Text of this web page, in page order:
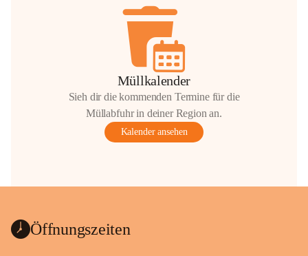
Müllkalender
Sieh dir die kommenden Termine für die
Müllabfuhr in deiner Region an.
Kalender ansehen
Öffnungszeiten